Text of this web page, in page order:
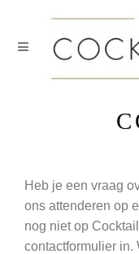
Heb je een vraag
ons attenderen op
nog niet op
contactformulier in.